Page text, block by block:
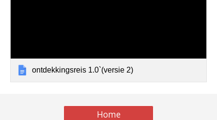
ontdekkingsreis 1.0`‎‎‎(versie 2)‎‎‎
Home